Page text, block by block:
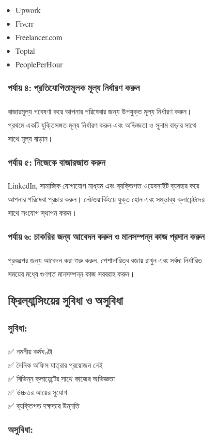
Upwork
Fiverr
Freelancer.com
Toptal
PeoplePerHour
পর্যায় ৪: প্রতিযোগিতামূলক মূল্য নির্ধারণ করুন
বাজারমূল্য গবেষণা করে আপনার পরিষেবার জন্য উপযুক্ত মূল্য নির্ধারণ করুন।
প্রথমে একটি যুক্তিসঙ্গত মূল্য নির্ধারণ করুন এবং অভিজ্ঞতা ও সুনাম বাড়ার সাথে
সাথে মূল্য বাড়ান।
পর্যায় ৫: নিজেকে বাজারজাত করুন
LinkedIn, সামাজিক যোগাযোগ মাধ্যম এবং ব্যক্তিগত ওয়েবসাইট ব্যবহার করে
আপনার পরিষেবা প্রচার করুন। নেটওয়ার্কিংয়ে যুক্ত হোন এবং সম্ভাব্য ক্লায়েন্টদের
সাথে সংযোগ স্থাপন করুন।
পর্যায় ৬: চাকরির জন্য আবেদন করুন ও মানসম্পন্ন কাজ প্রদান করুন
প্রকল্পের জন্য আবেদন করা শুরু করুন, পেশাদারিত্ব বজায় রাখুন এবং সর্বদা নির্ধারিত
সময়ের মধ্যে গুণগত মানসম্পন্ন কাজ সরবরাহ করুন।
ফ্রিল্যান্সিংয়ের সুবিধা ও অসুবিধা
সুবিধা:
✅ নমনীয় কর্মঘণ্টা
✅ দৈনিক অফিস যাত্রার প্রয়োজন নেই
✅ বিভিন্ন ক্লায়েন্টের সাথে কাজের অভিজ্ঞতা
✅ উচ্চতর আয়ের সুযোগ
✅ ব্যক্তিগত দক্ষতার উন্নতি
অসুবিধা: